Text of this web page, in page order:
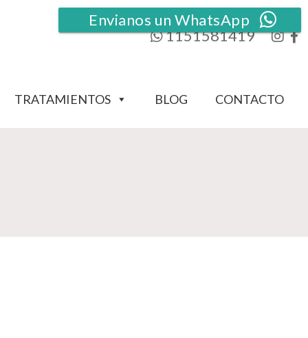
1151581419
TRATAMIENTOS BLOG CONTACTO
Envianos un WhatsApp